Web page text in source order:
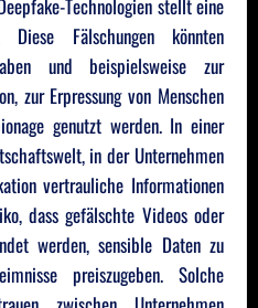
Technologien stellt eine
Fälschungen könnten
und beispielsweise zur
zur Erpressung von Menschen
genutzt werden. In einer
in der Unternehmen
vertrauliche Informationen
dass gefälschte Videos oder
werden, sensible Daten zu
preiszugeben. Solche